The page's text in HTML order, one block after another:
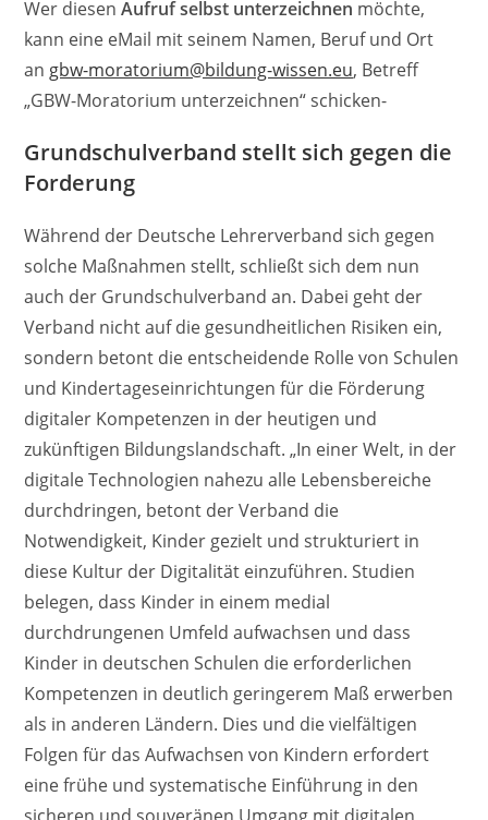
Wer diesen Aufruf selbst unterzeichnen möchte,
kann eine eMail mit seinem Namen, Beruf und Ort
an gbw-moratorium@bildung-wissen.eu, Betreff
„GBW-Moratorium unterzeichnen“ schicken-
Grundschulverband stellt sich gegen die
Forderung
Während der Deutsche Lehrerverband sich gegen
solche Maßnahmen stellt, schließt sich dem nun
auch der Grundschulverband an. Dabei geht der
Verband nicht auf die gesundheitlichen Risiken ein,
sondern betont die entscheidende Rolle von Schulen
und Kindertageseinrichtungen für die Förderung
digitaler Kompetenzen in der heutigen und
zukünftigen Bildungslandschaft. „In einer Welt, in der
digitale Technologien nahezu alle Lebensbereiche
durchdringen, betont der Verband die
Notwendigkeit, Kinder gezielt und strukturiert in
diese Kultur der Digitalität einzuführen. Studien
belegen, dass Kinder in einem medial
durchdrungenen Umfeld aufwachsen und dass
Kinder in deutschen Schulen die erforderlichen
Kompetenzen in deutlich geringerem Maß erwerben
als in anderen Ländern. Dies und die vielfältigen
Folgen für das Aufwachsen von Kindern erfordert
eine frühe und systematische Einführung in den
sicheren und souveränen Umgang mit digitalen